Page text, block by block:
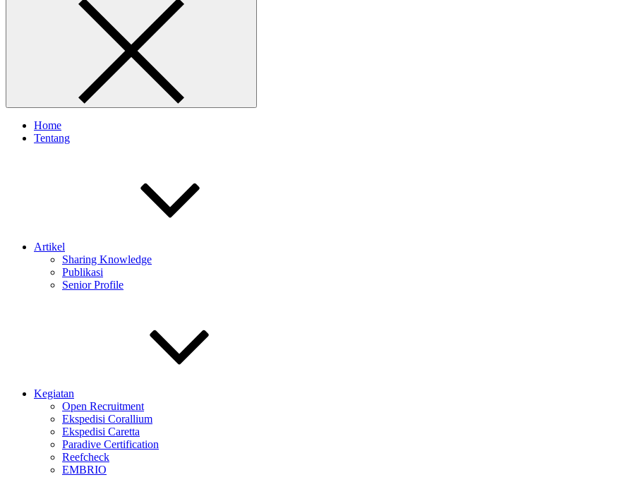
Home
Tentang
Artikel
Sharing Knowledge
Publikasi
Senior Profile
Kegiatan
Open Recruitment
Ekspedisi Corallium
Ekspedisi Caretta
Paradive Certification
Reefcheck
EMBRIO